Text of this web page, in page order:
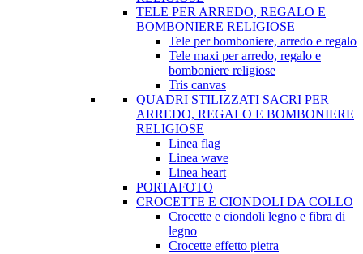
TELE PER ARREDO, REGALO E
BOMBONIERE RELIGIOSE
Tele per bomboniere, arredo e regalo
Tele maxi per arredo, regalo e
bomboniere religiose
Tris canvas
QUADRI STILIZZATI SACRI PER
ARREDO, REGALO E BOMBONIERE
RELIGIOSE
Linea flag
Linea wave
Linea heart
PORTAFOTO
CROCETTE E CIONDOLI DA COLLO
Crocette e ciondoli legno e fibra di
legno
Crocette effetto pietra